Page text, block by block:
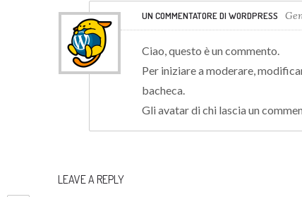
UN COMMENTATORE DI WORDPRESS
Ciao, questo è un commento.
Per iniziare a moderare,
bacheca.
Gli avatar di chi lascia un
LEAVE A REPLY